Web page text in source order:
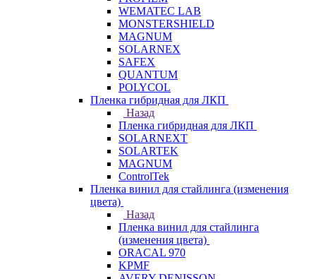
WEMATEC LAB
MONSTERSHIELD
MAGNUM
SOLARNEX
SAFEX
QUANTUM
POLYCOL
Пленка гибридная для ЛКП
Назад
Пленка гибридная для ЛКП
SOLARNEXT
SOLARTEK
MAGNUM
ControlTek
Пленка винил для стайлинга (изменения
цвета)
Назад
Пленка винил для стайлинга
(изменения цвета)
ORACAL 970
KPMF